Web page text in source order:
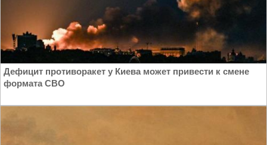
Дефицит противоракет у Киева может привести к смене
формата СВО